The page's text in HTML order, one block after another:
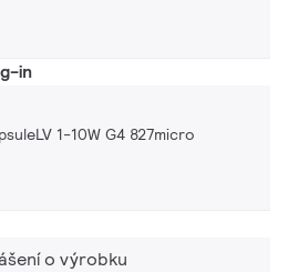
in
1-10W G4 827micro
o výrobku